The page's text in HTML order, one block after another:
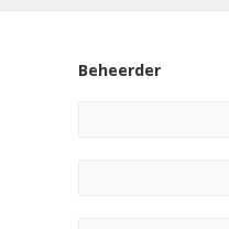
Beheerder